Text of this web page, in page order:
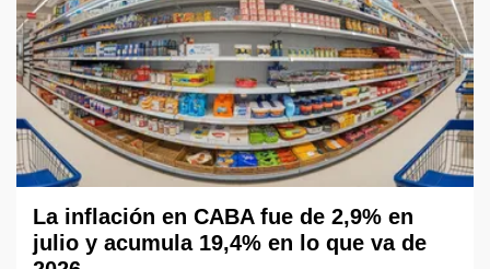
La inflación en CABA fue de 2,9% en
julio y acumula 19,4% en lo que va de